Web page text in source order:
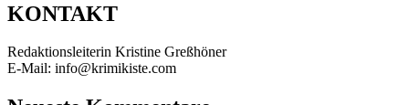
KONTAKT
Redaktionsleiterin Kristine Greßhöner
E-Mail: info@krimikiste.com